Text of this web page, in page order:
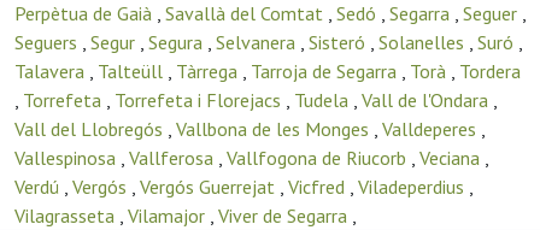
Perpètua de Gaià , Savallà del Comtat , Sedó , Segarra , Seguer ,
Seguers , Segur , Segura , Selvanera , Sisteró , Solanelles , Suró ,
Talavera , Talteüll , Tàrrega , Tarroja de Segarra , Torà , Tordera
, Torrefeta , Torrefeta i Florejacs , Tudela , Vall de l'Ondara ,
Vall del Llobregós , Vallbona de les Monges , Valldeperes ,
Vallespinosa , Vallferosa , Vallfogona de Riucorb , Veciana ,
Verdú , Vergós , Vergós Guerrejat , Vicfred , Viladeperdius ,
Vilagrasseta , Vilamajor , Viver de Segarra ,